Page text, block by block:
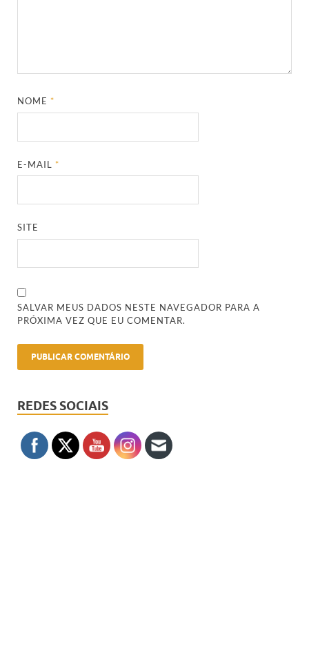
NOME*
E-MAIL*
SITE
SALVAR MEUS DADOS NESTE NAVEGADOR PARA A
PRÓXIMA VEZ QUE EU COMENTAR.
REDES SOCIAIS